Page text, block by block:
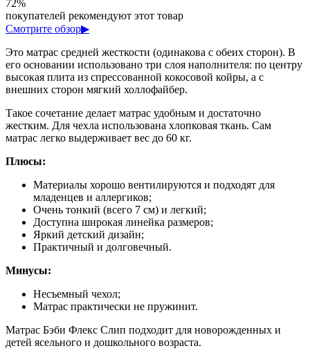
72%
покупателей рекомендуют этот товар
Смотрите обзор▶
Это матрас средней жесткости (одинакова с обеих сторон). В
его основании использовано три слоя наполнителя: по центру
высокая плита из спрессованной кокосовой койры, а с
внешних сторон мягкий холлофайбер.
Такое сочетание делает матрас удобным и достаточно
жестким. Для чехла использована хлопковая ткань. Сам
матрас легко выдерживает вес до 60 кг.
Плюсы:
Материалы хорошо вентилируются и подходят для
младенцев и аллергиков;
Очень тонкий (всего 7 см) и легкий;
Доступна широкая линейка размеров;
Яркий детский дизайн;
Практичный и долговечный.
Минусы:
Несъемный чехол;
Матрас практически не пружинит.
Матрас Бэби Флекс Слип подходит для новорожденных и
детей ясельного и дошкольного возраста.